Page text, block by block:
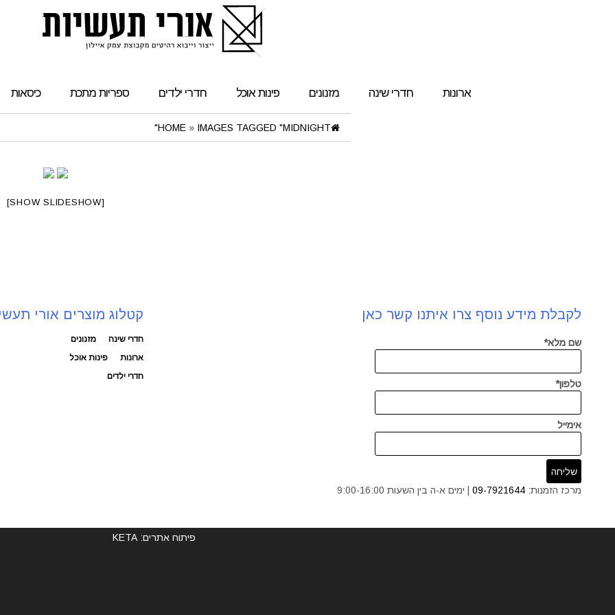
ארונות חדרי שינה מזנונים פינות אוכל חדרי ילדים ספריות מתכת כיסאות
HOME » IMAGES TAGGED "MIDNIGHT"
[SHOW SLIDESHOW]
קטלוג מוצרים אורי
חדרי שינה
מזנונים
ארונות
פינות אוכל
חדרי ילדים
לקבלת מידע נוסף צרו איתנו קשר כאן
שם מלא*
טלפון*
אימייל
מרכז הזמנות: 09-7921644| ימים א-ה בין השעות 9:00-16:00
פיתוח אתרים: KETA